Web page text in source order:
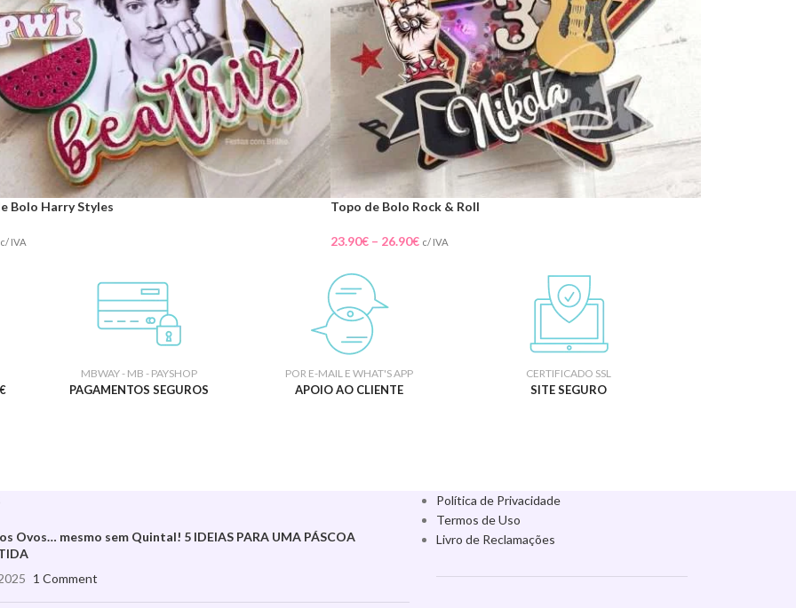
Bolo Harry Styles
c/ IVA
Topo de Bolo Rock & Roll
23.90€ – 26.90€ c/ IVA
MBWAY - MB - PAYSHOP
PAGAMENTOS SEGUROS
POR E-MAIL E WHAT'S APP
APOIO AO CLIENTE
CERTIFICADO SSL
SITE SEGURO
Ovos… mesmo sem Quintal! 5 IDEIAS PARA UMA PÁSCOA
1 Comment
Política de Privacidade
Termos de Uso
Livro de Reclamações